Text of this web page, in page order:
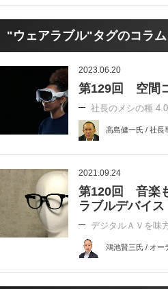
"ウェアラブル"タグのコラム
2023.06.20
第129回 空間
社長のメシの種 4.0
高島健一氏 / 社長
2021.09.24
第120回 音楽
ラブルデバイス
デジタルＡＶを味
鴻池賢三氏 / オ